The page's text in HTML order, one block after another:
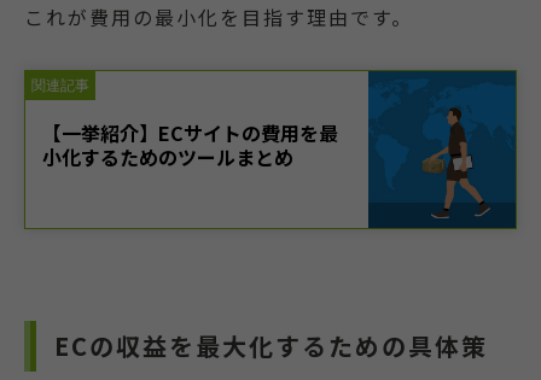
これが費用の最小化を目指す理由です。
ECの収益を最大化するための具体策